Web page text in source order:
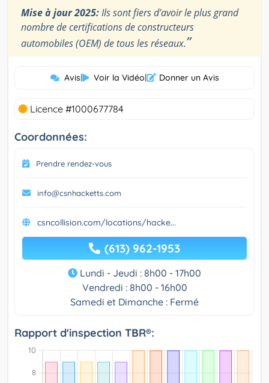
Mise à jour 2025:Ils sont fiers d’avoir le plus grand
nombre de certifications de constructeurs
automobiles (OEM) de tous les réseaux.”
Avis| Voir la Vidéo| Donner un Avis
Licence #1000677784
Coordonnées:
Prendre rendez-vous
info@csnhacketts.com
csncollision.com/locations/hacke...
(613) 962-1953
Lundi - Jeudi : 8h00 - 17h00
Vendredi : 8h00 - 16h00
Samedi et Dimanche : Fermé
Rapport d'inspection TBR®: